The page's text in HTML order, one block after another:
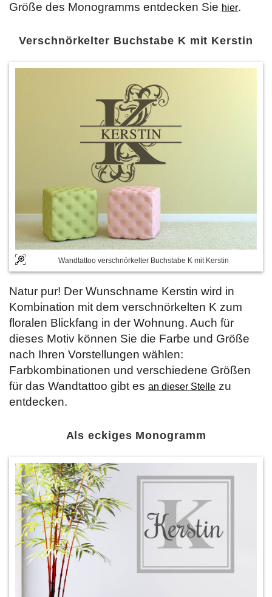
Größe des Monogramms entdecken Sie hier.
Verschnörkelter Buchstabe K mit Kerstin
Wandtattoo verschnörkelter Buchstabe K mit Kerstin
Natur pur! Der Wunschname Kerstin wird in
Kombination mit dem verschnörkelten K zum
floralen Blickfang in der Wohnung. Auch für
dieses Motiv können Sie die Farbe und Größe
nach Ihren Vorstellungen wählen:
Farbkombinationen und verschiedene Größen
für das Wandtattoo gibt es an dieser Stelle zu
entdecken.
Als eckiges Monogramm